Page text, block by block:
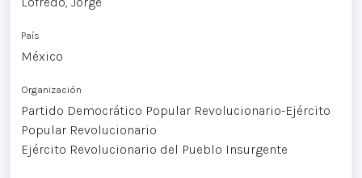
País
México
Organización
Partido Democrático Popular Revolucionario-Ejército
Popular Revolucionario
Ejército Revolucionario del Pueblo Insurgente